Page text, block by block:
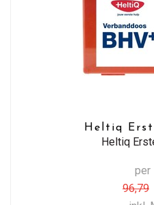
Heltiq
Heltiq
per
96,79